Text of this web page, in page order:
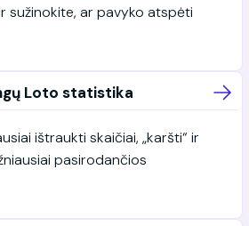
sužinokite, ar pavyko atspėti
Loto statistika
ištraukti skaičiai, „karšti“ ir
pasirodančios